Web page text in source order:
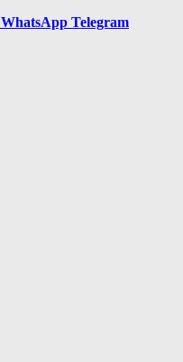
WhatsApp Telegram